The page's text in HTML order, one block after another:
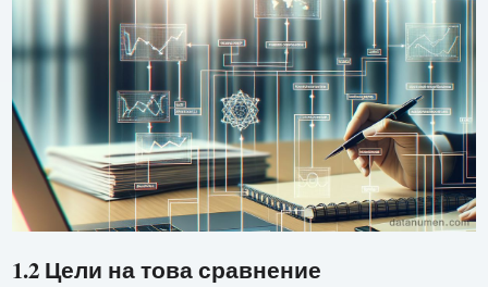
1.2 Цели на това сравнение